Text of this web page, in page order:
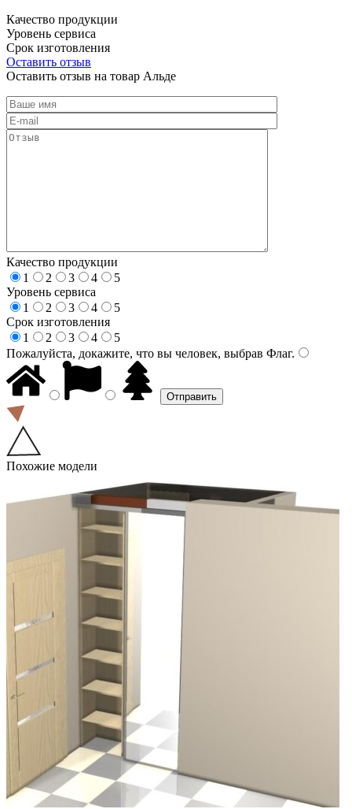
Качество продукции
Уровень сервиса
Срок изготовления
Оставить отзыв
Оставить отзыв на товар Альде
Качество продукции
1
2 3 4
5
Уровень сервиса
1
2 3 4
5
Срок изготовления
1
2 3 4
5
Пожалуйста, докажите, что вы человек, выбрав Флаг.
Похожие модели